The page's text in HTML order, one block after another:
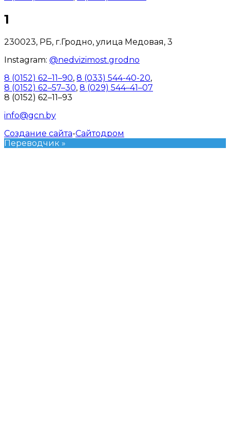
1
230023, РБ, г.Гродно, улица Медовая, 3
Instagram: @nedvizimost.grodno
8 (0152) 62–11–90, 8 (033) 544-40-20,
8 (0152) 62–57–30, 8 (029) 544–41–07
8 (0152) 62–11–93
info@gcn.by
Создание сайта-Сайтодром
Переводчик »